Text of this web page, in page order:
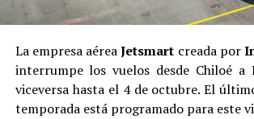
La empresa aéreaJetsmart creada por
interrumpe los vuelos desde Chiloé a
viceversa hasta el 4 de octubre. El
temporada está programado para este